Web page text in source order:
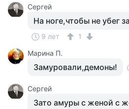
Сергей
На ноге,чтобы не убег
9 лет
1
Марина П.
Замуровали,демоны!
Сергей
Зато амуры с женой с